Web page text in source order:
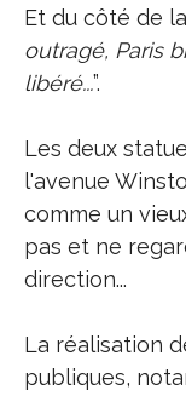
Et du côté de
outragé, Paris
libéré...”.
Les deux
l'avenue
comme un
pas et ne
direction...
La réalisation
publiques,